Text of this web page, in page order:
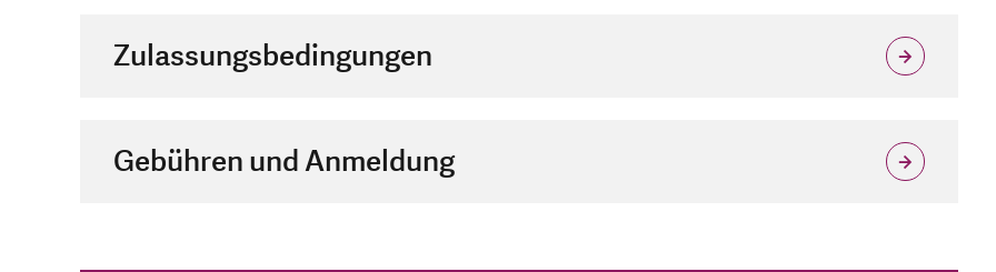
Zulassungsbedingungen
Gebühren und Anmeldung